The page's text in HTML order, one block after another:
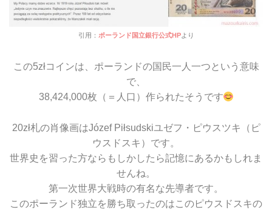
引用： ポーランド国立銀行公式HPより
この5złコインは、ポーランドの国民一人一つという意味
で、
38,424,000枚（＝人口）作られたそうです
20zł札の肖像画はJózef Piłsudskiユゼフ・ピウスツキ（ピ
ウスドスキ）です。
世界史を習った方ならもしかしたら記憶にあるかもしれま
せんね。
第一次世界大戦時の有名な先導者です。
このポーランド独立を勝ち取ったのはこのピウスドスキの